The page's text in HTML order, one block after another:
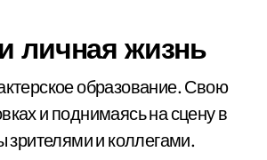
личная жизнь
образование. Свою
и поднимаясь на сцену в
и коллегами.